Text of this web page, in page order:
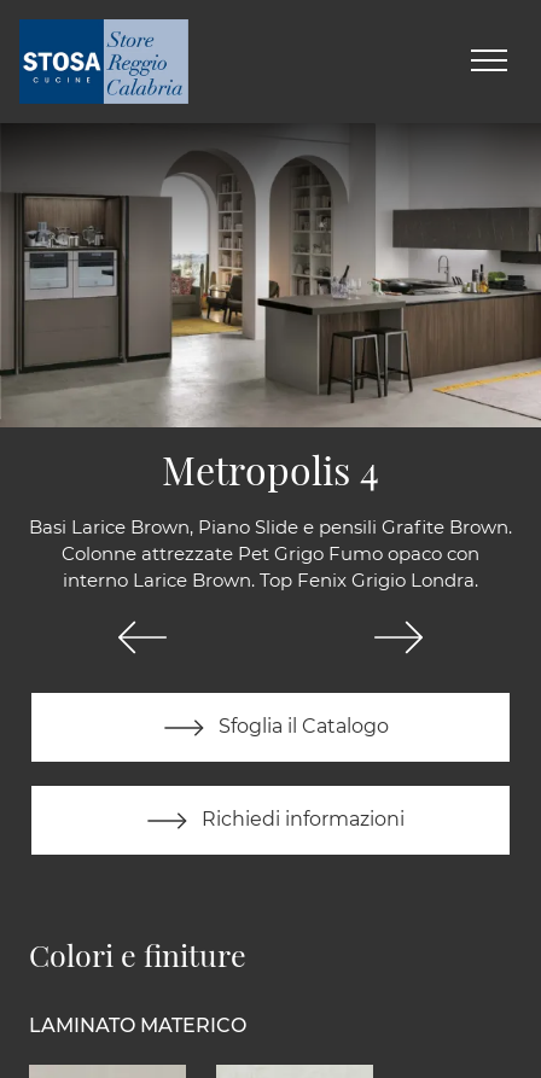
Basi Larice Brown, Piano Slide e pensili Grafite Brown.
Colonne attrezzate Pet Grigo Fumo opaco con
interno Larice Brown. Top Fenix Grigio Londra.
Sfoglia il Catalogo
Richiedi informazioni
Metropolis 4
Colori e finiture
LAMINATO MATERICO